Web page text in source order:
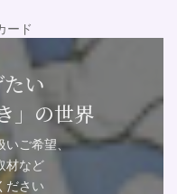
ード
い
」の世界
いご希望、
材など
ださい